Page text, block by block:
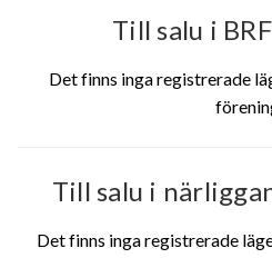
Till salu i
Det finns inga registrerade
Till salu i
Det finns inga registrerade